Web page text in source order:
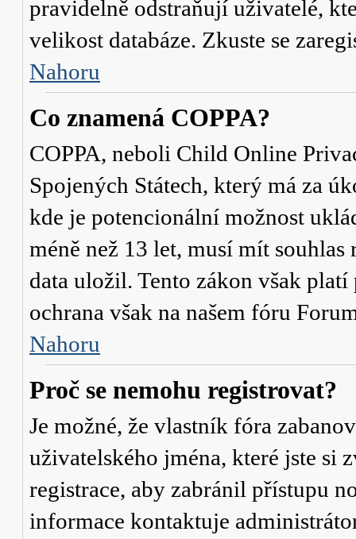
pravidelně odstraňují uživatelé,
velikost databáze. Zkuste se
Nahoru
Co znamená COPPA?
COPPA, neboli Child Online
Spojených Státech, který má za
kde je potencionální možnost
méně než 13 let, musí mít
data uložil. Tento zákon však
ochrana však na našem fóru
Nahoru
Proč se nemohu registrovat?
Je možné, že vlastník fóra
uživatelského jména, které jste
registrace, aby zabránil přístupu
informace kontaktuje